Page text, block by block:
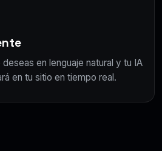
en lenguaje natural y tu IA
en tu sitio en tiempo real.